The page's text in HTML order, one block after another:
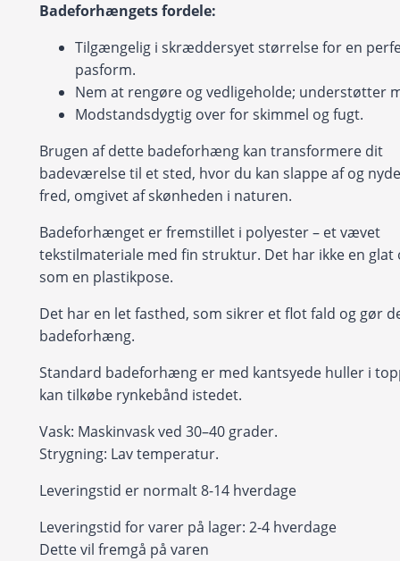
Badeforhængets fordele:
Tilgængelig i skræddersyet størrelse for en
pasform.
Nem at rengøre og vedligeholde; understøtter
Modstandsdygtig over for skimmel og fugt.
Brugen af dette badeforhæng kan transformere dit
badeværelse til et sted, hvor du kan slappe af og
fred, omgivet af skønheden i naturen.
Badeforhænget er fremstillet i polyester – et vævet
tekstilmateriale med fin struktur. Det har ikke en glat
som en plastikpose.
Det har en let fasthed, som sikrer et flot fald og gør
badeforhæng.
Standard badeforhæng er med kantsyede huller i
kan tilkøbe rynkebånd istedet.
Vask: Maskinvask ved 30–40 grader.
Strygning: Lav temperatur.
Leveringstid er normalt 8-14 hverdage
Leveringstid for varer på lager: 2-4 hverdage
Dette vil fremgå på varen